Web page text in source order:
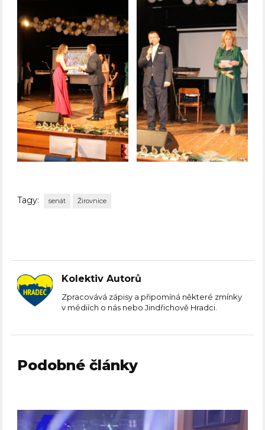
Tagy: senát Žirovnice
Kolektiv Autorů
Zpracovává zápisy a připomíná některé zmínky
v médiích o nás nebo Jindřichově Hradci.
Podobné články